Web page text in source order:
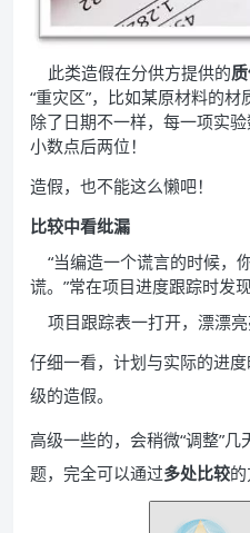
此类造假在分供方提供的
“重灾区”，比如某原材料的材
除了日期不一样，每一项实
小数点后两位！
造假，也不能这么懒吧！
比较中看纰漏
“当编造一个谎言的时候，
谎。”常在项目进度跟踪时发
项目跟踪表一打开，漂漂亮
仔细一看，计划与实际的进
级的造假。
高级一些的，会稍微“调整”
题，完全可以通过多处比较的